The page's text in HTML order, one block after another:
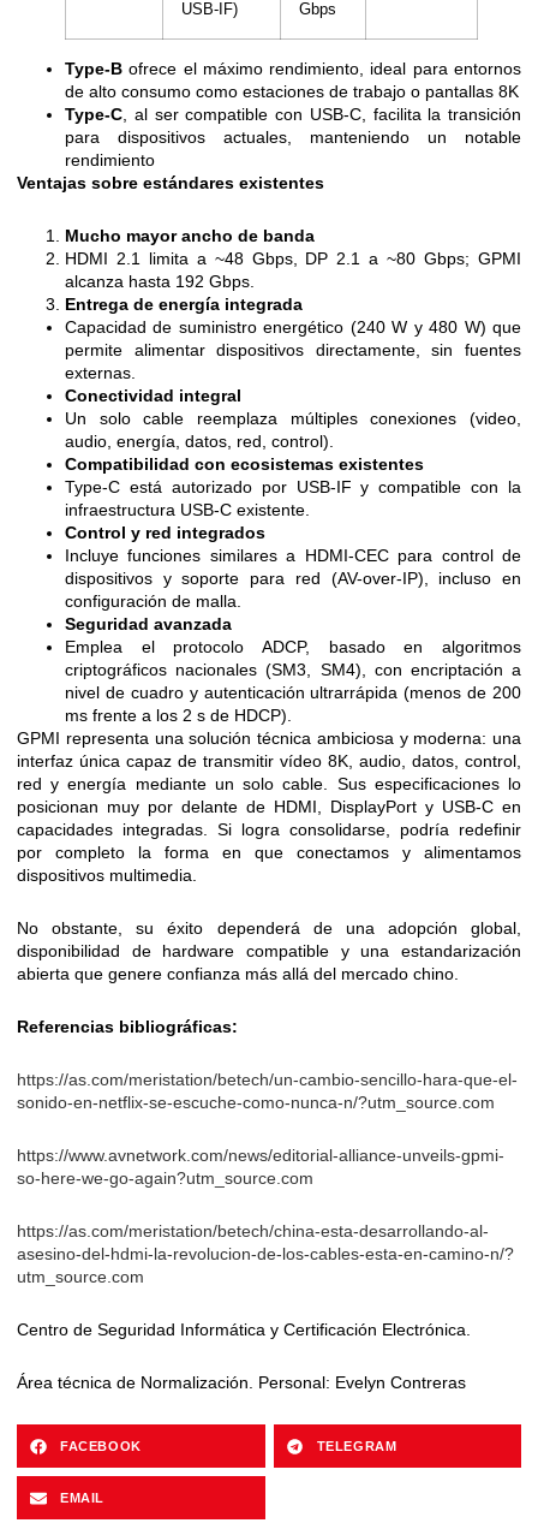
USB-IF)
Gbps
Type-B ofrece el máximo rendimiento, ideal para entornos
de alto consumo como estaciones de trabajo o pantallas 8K
Type-C, al ser compatible con USB-C, facilita la transición
para dispositivos actuales, manteniendo un notable
rendimiento
Ventajas sobre estándares existentes
Mucho mayor ancho de banda
HDMI 2.1 limita a ~48 Gbps, DP 2.1 a ~80 Gbps; GPMI
alcanza hasta 192 Gbps.
Entrega de energía integrada
Capacidad de suministro energético (240 W y 480 W) que
permite alimentar dispositivos directamente, sin fuentes
externas.
Conectividad integral
Un solo cable reemplaza múltiples conexiones (video,
audio, energía, datos, red, control).
Compatibilidad con ecosistemas existentes
Type-C está autorizado por USB-IF y compatible con la
infraestructura USB-C existente.
Control y red integrados
Incluye funciones similares a HDMI-CEC para control de
dispositivos y soporte para red (AV-over-IP), incluso en
configuración de malla.
Seguridad avanzada
Emplea el protocolo ADCP, basado en algoritmos
criptográficos nacionales (SM3, SM4), con encriptación a
nivel de cuadro y autenticación ultrarrápida (menos de 200
ms frente a los 2 s de HDCP).
GPMI representa una solución técnica ambiciosa y moderna: una
interfaz única capaz de transmitir vídeo 8K, audio, datos, control,
red y energía mediante un solo cable. Sus especificaciones lo
posicionan muy por delante de HDMI, DisplayPort y USB-C en
capacidades integradas. Si logra consolidarse, podría redefinir
por completo la forma en que conectamos y alimentamos
dispositivos multimedia.
No obstante, su éxito dependerá de una adopción global,
disponibilidad de hardware compatible y una estandarización
abierta que genere confianza más allá del mercado chino.
Referencias bibliográficas:
https://as.com/meristation/betech/un-cambio-sencillo-hara-que-el-
sonido-en-netflix-se-escuche-como-nunca-n/?utm_source.com
https://www.avnetwork.com/news/editorial-alliance-unveils-gpmi-
so-here-we-go-again?utm_source.com
https://as.com/meristation/betech/china-esta-desarrollando-al-
asesino-del-hdmi-la-revolucion-de-los-cables-esta-en-camino-n/?
utm_source.com
Centro de Seguridad Informática y Certificación Electrónica.
Área técnica de Normalización. Personal: Evelyn Contreras
FACEBOOK TELEGRAM
EMAIL